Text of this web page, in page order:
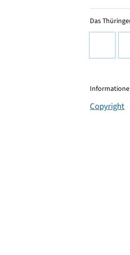
Das
Copyright